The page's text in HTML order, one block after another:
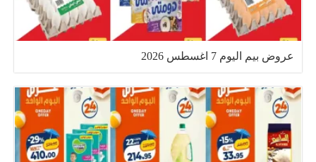
عروض بيم اليوم 7 اغسطس 2026